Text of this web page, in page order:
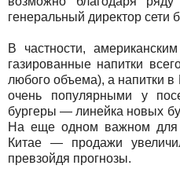
генеральный директор сети
В частности,
газированные напитки
любого объема), а напитки
очень популярными у
бургеры — линейка новых
На еще одном важном для
Китае — продажи
превзойдя прогнозы.